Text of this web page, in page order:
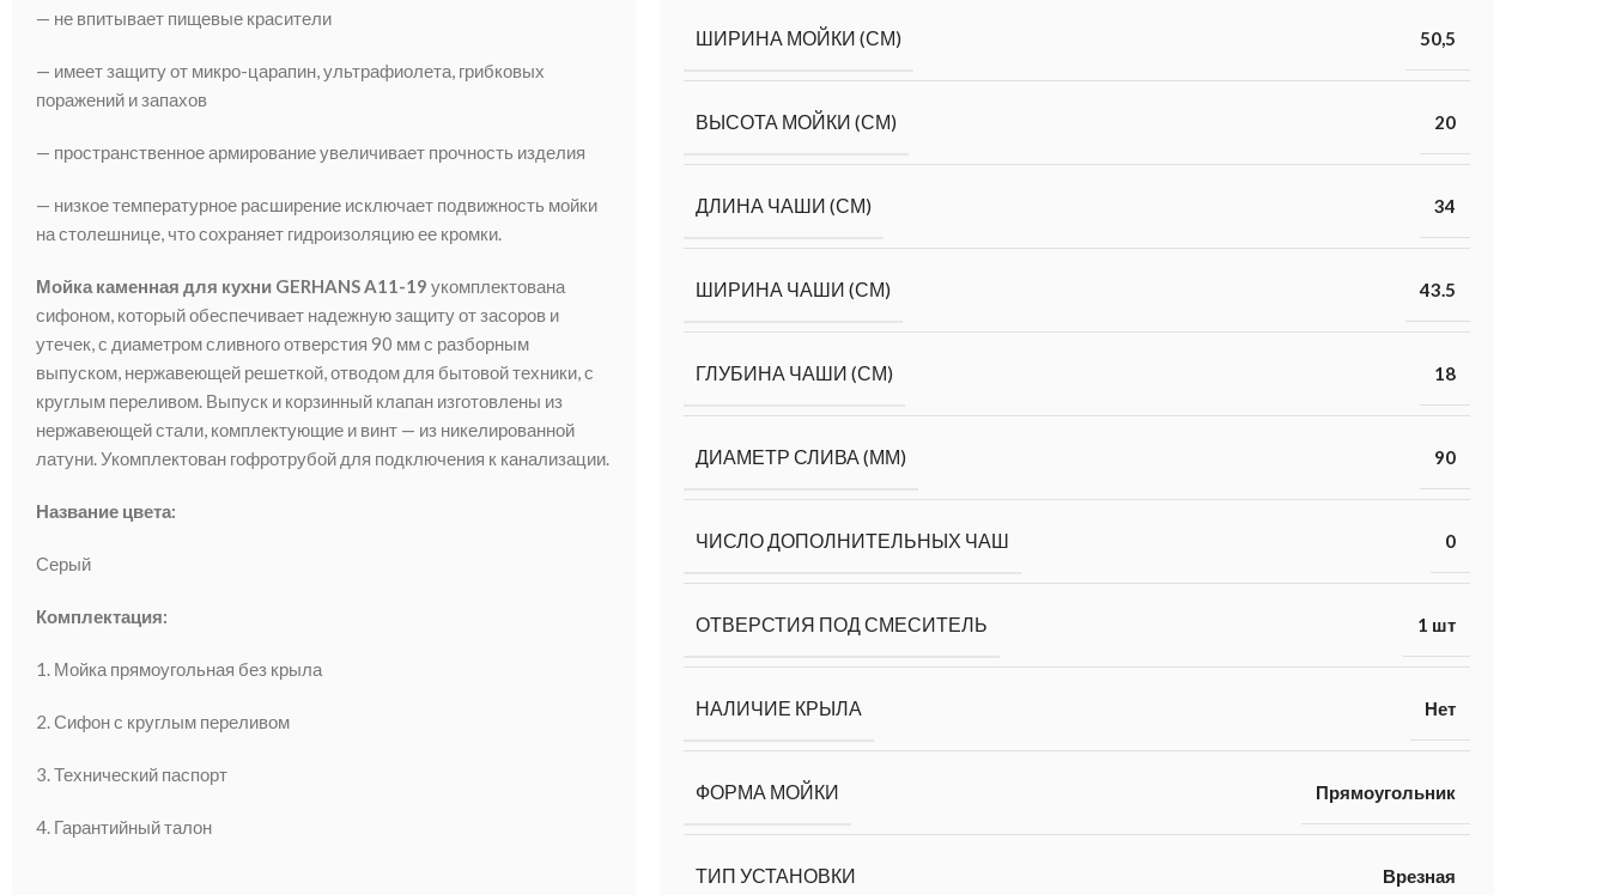
— не впитывает пищевые красители
— имеет защиту от микро-царапин, ультрафиолета, грибковых
поражений и запахов
— пространственное армирование увеличивает прочность изделия
— низкое температурное расширение исключает подвижность мойки
на столешнице, что сохраняет гидроизоляцию ее кромки.
Мойка каменная для кухни GERHANS A11-19 укомплектована
сифоном, который обеспечивает надежную защиту от засоров и
утечек, с диаметром сливного отверстия 90 мм с разборным
выпуском, нержавеющей решеткой, отводом для бытовой техники, с
круглым переливом. Выпуск и корзинный клапан изготовлены из
нержавеющей стали, комплектующие и винт — из никелированной
латуни. Укомплектован гофротрубой для подключения к канализации.
Название цвета:
Серый
Комплектация:
1. Мойка прямоугольная без крыла
2. Сифон с круглым переливом
3. Технический паспорт
4. Гарантийный талон
ШИРИНА МОЙКИ (СМ) 50,5
ВЫСОТА МОЙКИ (СМ) 20
ДЛИНА ЧАШИ (СМ) 34
ШИРИНА ЧАШИ (СМ) 43.5
ГЛУБИНА ЧАШИ (СМ) 18
ДИАМЕТР СЛИВА (ММ) 90
ЧИСЛО ДОПОЛНИТЕЛЬНЫХ ЧАШ 0
ОТВЕРСТИЯ ПОД СМЕСИТЕЛЬ 1 шт
НАЛИЧИЕ КРЫЛА Нет
ФОРМА МОЙКИ Прямоугольник
ТИП УСТАНОВКИ Врезная